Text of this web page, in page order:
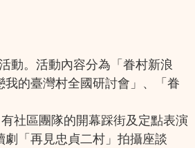
動。活動內容分為「眷村新浪
的臺灣村全國研討會」、「眷
社區團隊的開幕踩街及定點表演
「再見忠貞二村」拍攝座談